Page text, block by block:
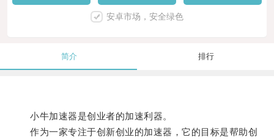
安卓市场，安全绿色
简介 排行
小牛加速器是创业者的加速利器。
作为一家专注于创新创业的加速器，它的目标是帮助创